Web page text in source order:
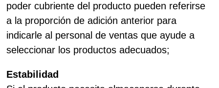
poder cubriente del producto pueden referirse
a la proporción de adición anterior para
indicarle al personal de ventas que ayude a
seleccionar los productos adecuados;
Estabilidad